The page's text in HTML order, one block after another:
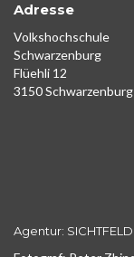
Adresse
Volkshochschule
Schwarzenburg
Flüehli 12
3150 Schwarzenburg
Agentur: SICHTFELD